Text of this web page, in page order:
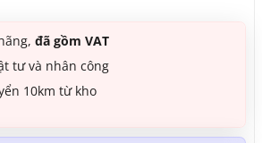
đã gồm VAT
tư và nhân công
10km từ kho